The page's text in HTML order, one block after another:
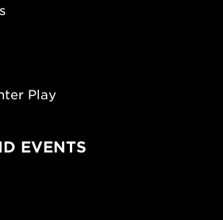
Play
EVENTS